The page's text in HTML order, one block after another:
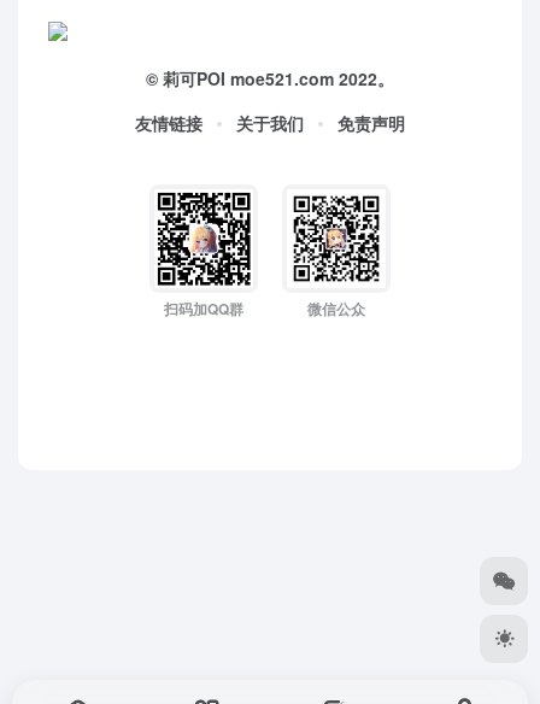
© 莉可POI moe521.com 2022。
友情链接
关于我们 免责声明
扫码加QQ群 微信公众